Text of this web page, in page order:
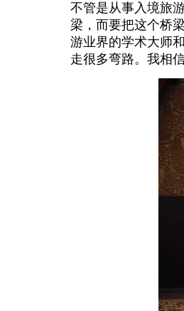
不管是从事入境旅
梁，而要把这个桥
游业界的学术大师
走很多弯路。我相